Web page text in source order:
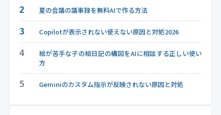
2 夏の会議の議事録を無料AIで作る方法
3 Copilotが表示されない使えない原因と対処2026
4
絵が苦手な子の絵日記の構図をAIに相談する正しい使い
方
5 Geminiのカスタム指示が反映されない原因と対処